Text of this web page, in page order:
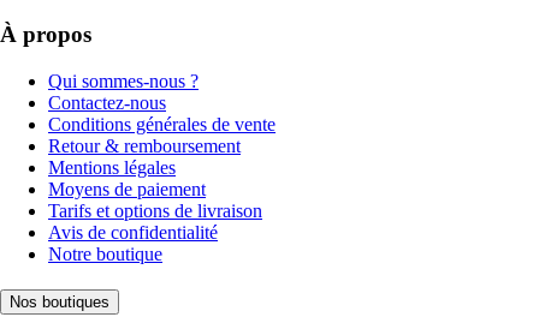
À propos
Qui sommes-nous ?
Contactez-nous
Conditions générales de vente
Retour & remboursement
Mentions légales
Moyens de paiement
Tarifs et options de livraison
Avis de confidentialité
Notre boutique
Nos boutiques